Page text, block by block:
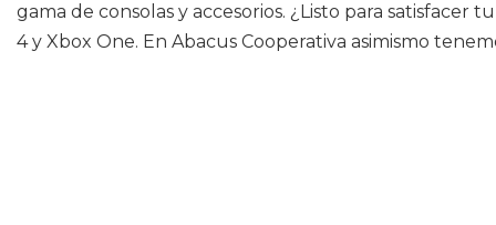
gama de consolas y accesorios. ¿Listo para satisfacer
4 y Xbox One. En Abacus Cooperativa asimismo